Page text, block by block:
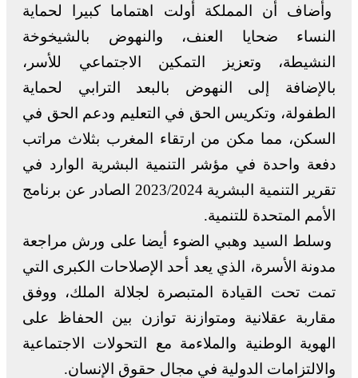
وأضاف أن المملكة أولت اهتماما كبيرا لحماية
النساء ضحايا العنف، والنهوض بالشيخوخة
النشيطة، وتعزيز التمكين الاجتماعي للأسر،
بالإضافة إلى النهوض بالبعد الترابي لحماية
الطفولة، وتكريس الحق في التعليم ودعم الحق في
السكن، مما مكن من ارتقاء المغرب بثلاث مراتب
دفعة واحدة في مؤشر التنمية البشرية الوارد في
تقرير التنمية البشرية 2023/2024 الصادر عن برنامج
الأمم المتحدة للتنمية.
وسلط السيد وهبي الضوء أيضا على ورش مراجعة
مدونة الأسرة، الذي يعد أحد الإصلاحات الكبرى التي
تمت تحت القيادة المتبصرة لجلالة الملك، ووفق
مقاربة عقلانية ومتوازنة توازن بين الحفاظ على
الهوية الوطنية والملاءمة مع التحولات الاجتماعية
والالتزامات الدولية في مجال حقوق الإنسان.